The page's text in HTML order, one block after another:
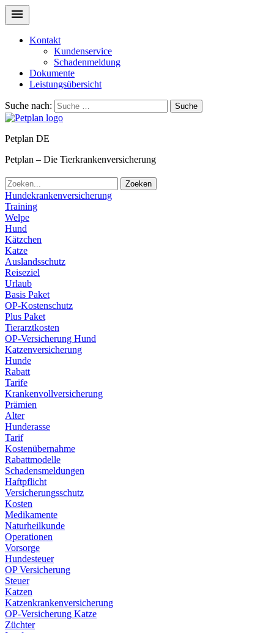
Kontakt
Kundenservice
Schadenmeldung
Dokumente
Leistungsübersicht
Suche nach: Suche
Petplan DE
Petplan – Die Tierkrankenversicherung
Zoeken
Hundekrankenversicherung
Training
Welpe
Hund
Kätzchen
Katze
Auslandsschutz
Reiseziel
Urlaub
Basis Paket
OP-Kostenschutz
Plus Paket
Tierarztkosten
OP-Versicherung Hund
Katzenversicherung
Hunde
Rabatt
Tarife
Krankenvollversicherung
Prämien
Alter
Hunderasse
Tarif
Kostenübernahme
Rabattmodelle
Schadensmeldungen
Haftpflicht
Versicherungsschutz
Kosten
Medikamente
Naturheilkunde
Operationen
Vorsorge
Hundesteuer
OP Versicherung
Steuer
Katzen
Katzenkrankenversicherung
OP-Versicherung Katze
Züchter